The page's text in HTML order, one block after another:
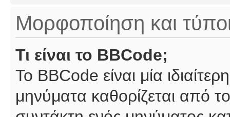
Μορφοποίηση και
Τι είναι το BBCode;
Το BBCode είναι μία
μηνύματα καθορίζεται από